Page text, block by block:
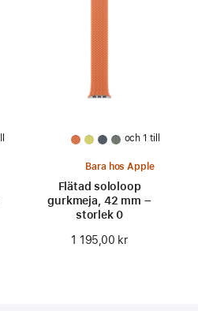
och 1 till
Bara hos Apple
Flätad sololoop
gurkmeja, 42 mm –
storlek 0
1 195,00 kr